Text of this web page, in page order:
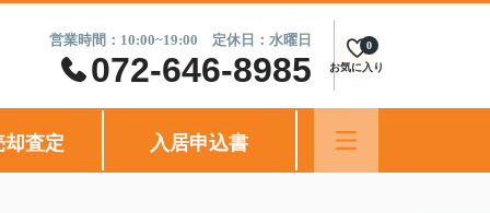
営業時間：10:00~19:00 定休日：水曜日
072-646-8985 お気に入り
0
却査定 入居申込書